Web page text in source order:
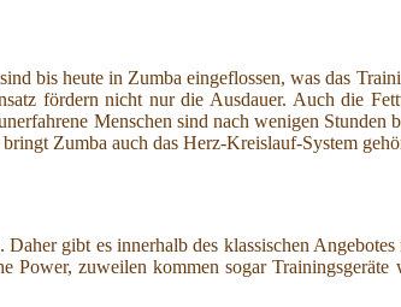
bis heute in Zumba eingeflossen, was das
fördern nicht nur die Ausdauer. Auch die
Menschen sind nach wenigen
Zumba auch das Herz-Kreislauf-System
gibt es innerhalb des klassischen
zuweilen kommen sogar